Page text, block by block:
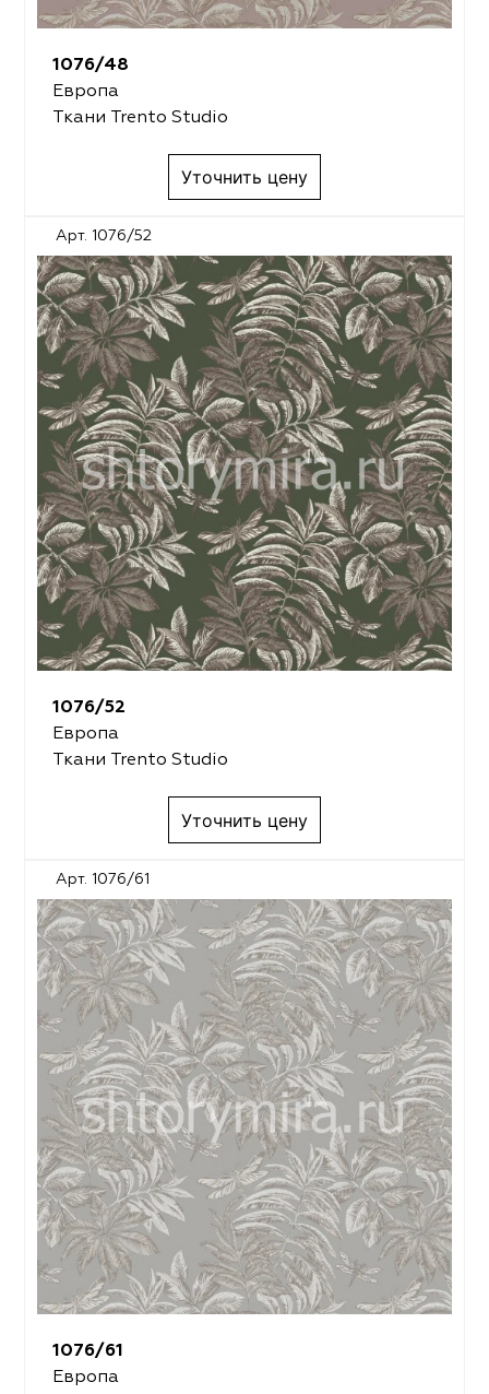
1076/48
Европа
Ткани Trento Studio
Уточнить цену
Арт. 1076/52
1076/52
Европа
Ткани Trento Studio
Уточнить цену
Арт. 1076/61
1076/61
Европа